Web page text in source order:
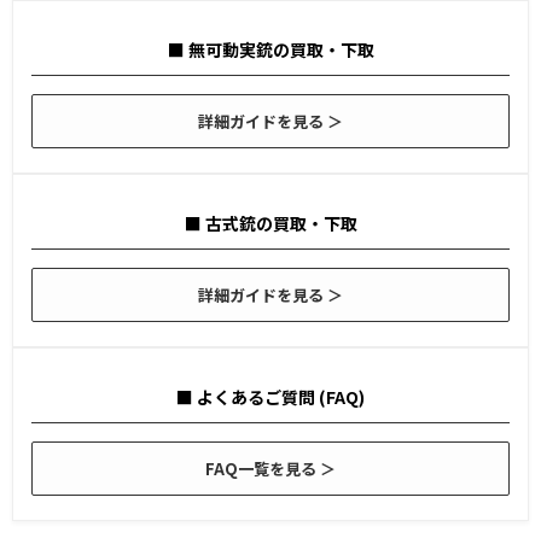
■ 無可動実銃の買取・下取
詳細ガイドを見る ＞
■ 古式銃の買取・下取
詳細ガイドを見る ＞
■ よくあるご質問 (FAQ)
FAQ一覧を見る ＞